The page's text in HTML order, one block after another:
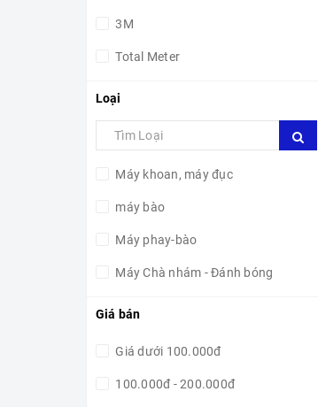
3M
Total Meter
Makita
CFCooper
Loại
Máy khoan, máy đục
máy bào
Máy phay-bào
Máy Chà nhám - Đánh bóng
Máy thổi hơi nóng
Giá bán
Giá dưới 100.000đ
100.000đ - 200.000đ